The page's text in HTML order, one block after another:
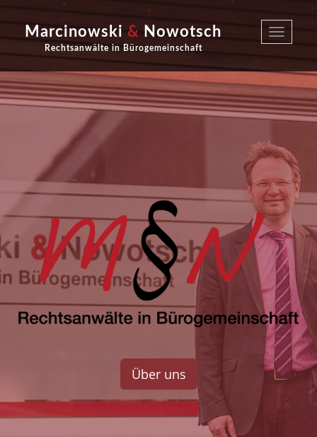
Toggle
Marcinowski & Nowotsch
Rechtsanwälte in Bürogemeinschaft
Über uns